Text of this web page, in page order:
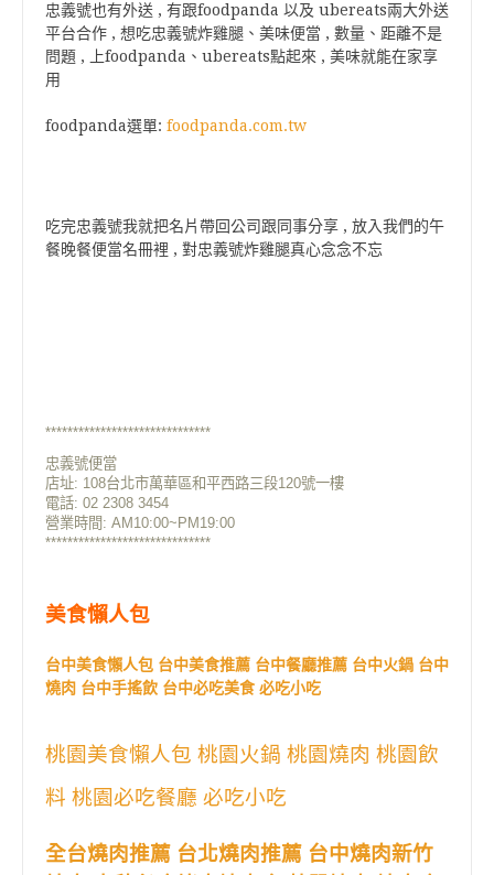
忠義號也有外送 , 有跟foodpanda 以及 ubereats兩大外送
平台合作 , 想吃忠義號炸雞腿、美味便當 , 數量、距離不是
問題 , 上foodpanda、ubereats點起來 , 美味就能在家享
用
foodpanda選單: foodpanda.com.tw
吃完忠義號我就把名片帶回公司跟同事分享 , 放入我們的午
餐晚餐便當名冊裡 , 對忠義號炸雞腿真心念念不忘
******************************
忠義號便當
店址: 108台北市萬華區和平西路三段120號一樓
電話: 02 2308 3454
營業時間: AM10:00~PM19:00
******************************
美食懶人包
台中美食懶人包 台中美食推薦 台中餐廳推薦 台中火鍋 台中
燒肉 台中手搖飲 台中必吃美食 必吃小吃
桃園美食懶人包 桃園火鍋 桃園燒肉 桃園飲
料 桃園必吃餐廳 必吃小吃
全台燒肉推薦 台北燒肉推薦 台中燒肉新竹